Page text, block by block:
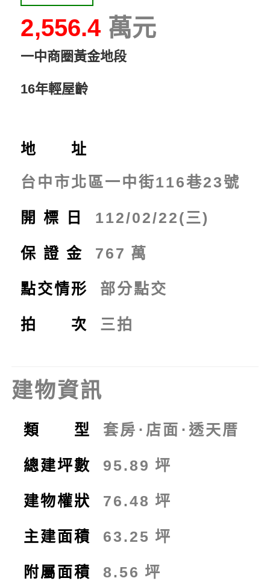
2,556.4
一中商圈黃金地段
16年輕屋齡
地 址
台中市北區一中街116巷23號
開標日 112/02/22(三)
保證金 767 萬
點交情形 部分點交
拍 次 三拍
建物資訊
類 型 套房 ⋅ 店面 ⋅ 透天厝
總建坪數 95.89 坪
建物權狀 76.48 坪
主建面積 63.25 坪
附屬面積 8.56 坪